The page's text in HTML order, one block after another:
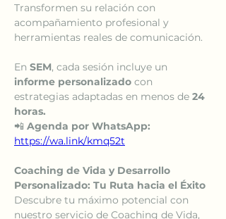
Transformen su relación con
acompañamiento profesional y
herramientas reales de comunicación.
En SEM, cada sesión incluye un
informe personalizado con
estrategias adaptadas en menos de 24
horas.
📲 Agenda por WhatsApp:
https://wa.link/kmq52t
Coaching de Vida y Desarrollo
Personalizado: Tu Ruta hacia el Éxito
Descubre tu máximo potencial con
nuestro servicio de Coaching de Vida,